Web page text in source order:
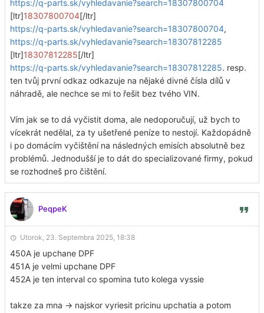
https://q-parts.sk/vyhledavanie?search=18307800704
[ltr]18307800704[/ltr]
https://q-parts.sk/vyhledavanie?search=18307800704,
https://q-parts.sk/vyhledavanie?search=18307812285
[ltr]18307812285[/ltr]
https://q-parts.sk/vyhledavanie?search=18307812285. resp.
ten tvůj první odkaz odkazuje na nějaké divné čísla dílů v
náhradě, ale nechce se mi to řešit bez tvého VIN.
Vím jak se to dá vyčistit doma, ale nedoporučují, už bych to
vícekrát nedělal, za ty ušetřené peníze to nestojí. Každopádně
i po domácím vyčištění na následných emisích absolutně bez
problémů. Jednodušší je to dát do specializované firmy, pokud
se rozhodneš pro čištění.
PeqpeK
Utorok, 23. Septembra 2025, 18:38
450A je upchane DPF
451A je velmi upchane DPF
452A je ten interval co spomina tuto kolega vyssie
takze za mna -> najskor vyriesit pricinu upchatia a potom